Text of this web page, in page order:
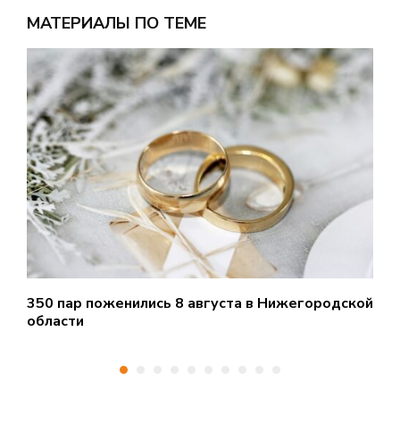
МАТЕРИАЛЫ ПО ТЕМЕ
350 пар поженились 8 августа в Нижегородской
области